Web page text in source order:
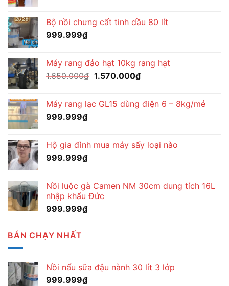
Bộ nồi chưng cất tinh dầu 80 lít
999.999₫
Máy rang đảo hạt 10kg rang hạt
1.650.000₫ Giá
1.650.000₫.
1.570.000₫Giá
là:
Máy rang lạc GL15 dùng điện 6 – 8kg/mẻ
999.999₫
Hộ gia đình mua máy sấy loại nào
999.999₫
Nồi luộc gà Camen NM 30cm dung tích 16L
nhập khẩu Đức
999.999₫
BÁN CHẠY NHẤT
Nồi nấu sữa đậu nành 30 lít 3 lớp
999.999₫